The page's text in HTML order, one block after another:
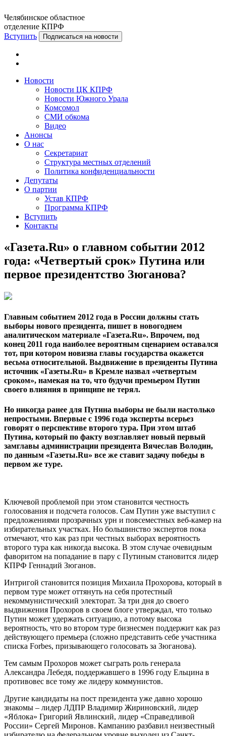
Челябинское областное
отделение КПРФ
Вступить
Подписаться на новости
Новости
Новости ЦК КПРФ
Новости Южного Урала
Комсомол
СМИ обкома
Видео
Анонсы
О нас
Секретариат
Структура местных отделений
Политика конфиденциальности
Депутаты
О партии
Устав КПРФ
Программа КПРФ
Вступить
Контакты
«Газета.Ru» о главном событии 2012
года: «Четвертый срок» Путина или
первое президентство Зюганова?
Главным событием 2012 года в России должны стать
выборы нового президента, пишет в новогоднем
аналитическом материале «Газета.Ru». Впрочем, под
конец 2011 года наиболее вероятным сценарием оставался
тот, при котором новизна главы государства окажется
весьма относительной. Выдвижение в президенты Путина
источник «Газеты.Ru» в Кремле назвал «четвертым
сроком», намекая на то, что будучи премьером Путин
своего влияния в принципе не терял.
Но никогда ранее для Путина выборы не были настолько
непростыми. Впервые с 1996 года эксперты всерьез
говорят о перспективе второго тура. При этом штаб
Путина, который по факту возглавляет новый первый
замглавы администрации президента Вячеслав Володин,
по данным «Газеты.Ru» все же ставит задачу победы в
первом же туре.
Ключевой проблемой при этом становится честность
голосования и подсчета голосов. Сам Путин уже выступил с
предложениями прозрачных урн и повсеместных веб-камер на
избирательных участках. Но большинство экспертов пока
отмечают, что как раз при честных выборах вероятность
второго тура как никогда высока. В этом случае очевидным
фаворитом на попадание в пару с Путиным становится лидер
КПРФ Геннадий Зюганов.
Интригой становится позиция Михаила Прохорова, который в
первом туре может оттянуть на себя протестный
некоммунистический электорат. За три дня до своего
выдвижения Прохоров в своем блоге утверждал, что только
Путин может удержать ситуацию, а потому высока
вероятность, что во втором туре бизнесмен поддержит как раз
действующего премьера (сложно представить себе участника
списка Forbes, призывающего голосовать за Зюганова).
Тем самым Прохоров может сыграть роль генерала
Александра Лебедя, поддержавшего в 1996 году Ельцина в
противовес все тому же лидеру коммунистов.
Другие кандидаты на пост президента уже давно хорошо
знакомы – лидер ЛДПР Владимир Жириновский, лидер
«Яблока» Григорий Явлинский, лидер «Справедливой
России» Сергей Миронов. Кампанию разбавил неизвестный